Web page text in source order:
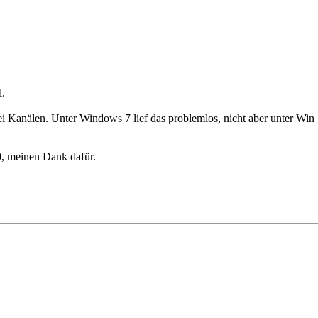
Kanälen. Unter Windows 7 lief das problemlos, nicht aber unter
meinen Dank dafür.